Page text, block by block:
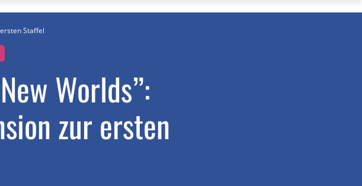
Staffel
Worlds”:
zur ersten